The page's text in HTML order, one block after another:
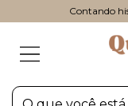
Contando